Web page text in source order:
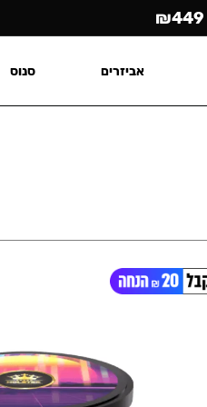
אביזרים סנוס